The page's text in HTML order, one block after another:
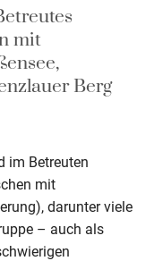
mit
Berg
im Betreuten
mit
darunter viele
– auch als